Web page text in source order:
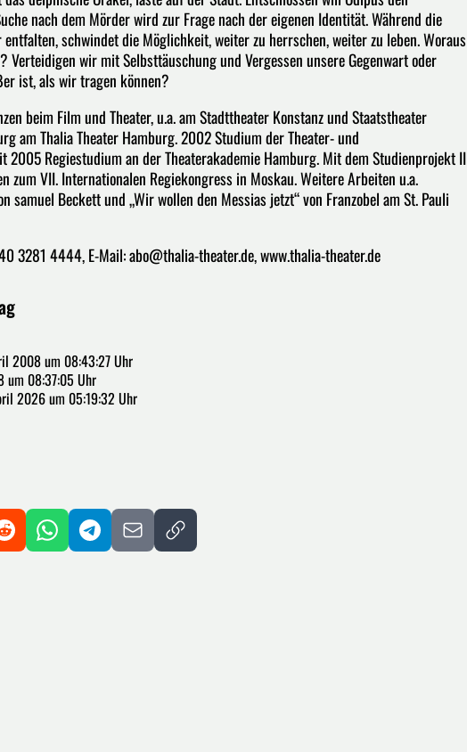
nach dem Mörder wird zur Frage nach der eigenen Identität. Während die
schwindet die Möglichkeit, weiter zu herrschen, weiter zu leben. Woraus
wir mit Selbsttäuschung und Vergessen unsere Gegenwart oder
ist, als wir tragen können?
beim Film und Theater, u.a. am Stadttheater Konstanz und Staatstheater
am Thalia Theater Hamburg. 2002 Studium der Theater- und
2005 Regiestudium an der Theaterakademie Hamburg. Mit dem Studienprojekt II
zum VII. Internationalen Regiekongress in Moskau. Weitere Arbeiten u.a.
samuel Beckett und „Wir wollen den Messias jetzt“ von Franzobel am St. Pauli
3281 4444, E-Mail: abo@thalia-theater.de, www.thalia-theater.de
2008 um 08:43:27 Uhr
um 08:37:05 Uhr
2026 um 05:19:32 Uhr